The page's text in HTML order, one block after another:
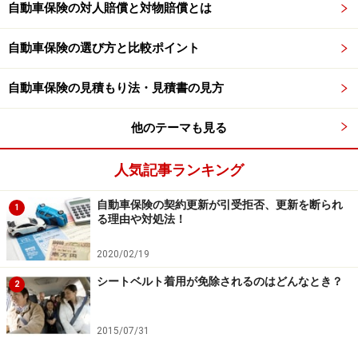
自動車保険の対人賠償と対物賠償とは
自動車保険の選び方と比較ポイント
自動車保険の見積もり法・見積書の見方
他のテーマも見る
人気記事ランキング
1
自動車保険の契約更新が引受拒否、更新を断られ
る理由や対処法！
2020/02/19
2 シートベルト着用が免除されるのはどんなとき？
2015/07/31